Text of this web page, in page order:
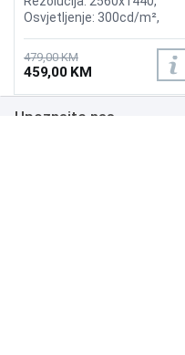
Osvjetljenje: 300cd/m²,
Osvježenje: 165Hz, AMD
FreeSync Premium Pro,
Priključci: HDMI, DisplayPort
479,00 KM
459,00 KM
Upoznajte nas